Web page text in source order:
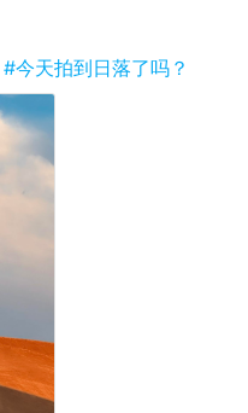
#今天拍到日落了吗？